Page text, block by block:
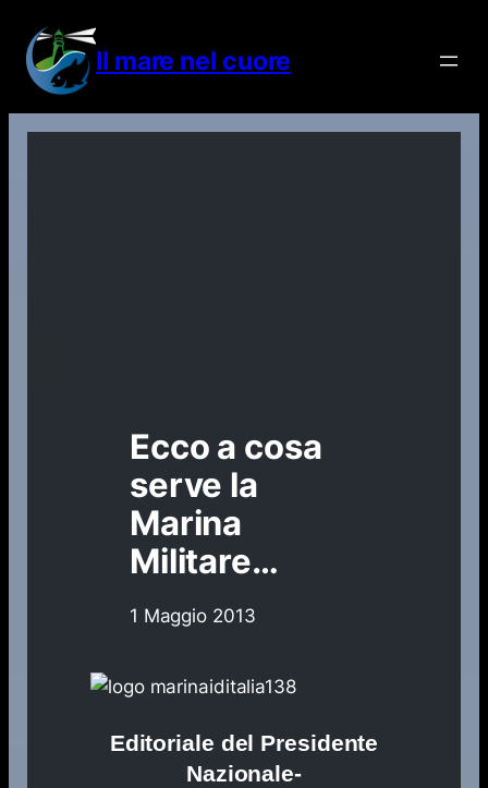
contenuto
Il mare nel cuore
Ecco a cosa
serve la
Marina
Militare…
1 Maggio 2013
Editoriale del Presidente
Nazionale-